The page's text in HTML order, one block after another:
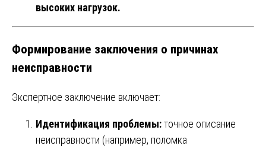
высоких нагрузок.
Формирование заключения о причинах
неисправности
Экспертное заключение включает:
Идентификация проблемы:точное описание
неисправности (например, поломка